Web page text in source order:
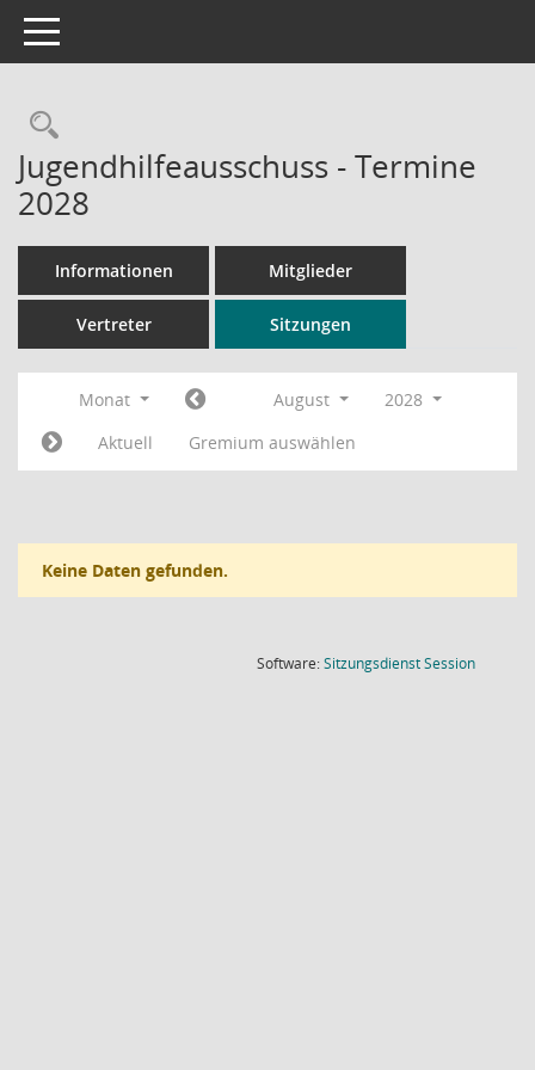
Toggle navigation
Rechercheauswahl
Jugendhilfeausschuss - Termine
2028
Informationen Mitglieder
Vertreter Sitzungen
Monat August
2028
Aktuell
Gremium auswählen
Keine Daten gefunden.
Software:SitzungsdienstSession(Wird in